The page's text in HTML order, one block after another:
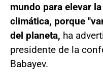
mundo para elevar
climática, porque
del planeta, ha
presidente de la
Babayev.